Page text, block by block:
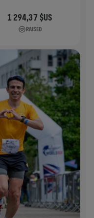
1 294,37 $US
RAISED